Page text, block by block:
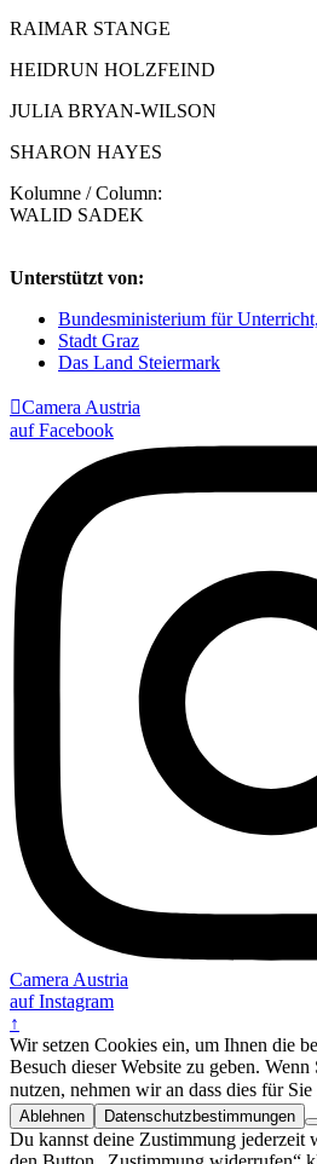
RAIMAR STANGE
HEIDRUN HOLZFEIND
JULIA BRYAN-WILSON
SHARON HAYES
Kolumne / Column:
WALID SADEK
Unterstützt von:
Bundesministerium für
Stadt Graz
Das Land Steiermark
Camera Austria
auf Facebook
Camera Austria
auf Instagram
↑
Wir setzen Cookies ein, um Ihnen die
Besuch dieser Website zu geben.
nutzen, nehmen wir an dass dies für
Ablehnen
Datenschutzbestimmungen
Du kannst deine Zustimmung jederzeit